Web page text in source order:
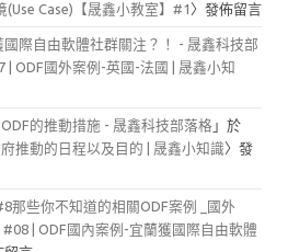
(Use Case)【晟鑫小教室】#1 〉發佈留言
國際自由軟體社群關注？！ - 晟鑫科技部
| ODF國外案例-英國-法國 | 晟鑫小知
的推動措施 - 晟鑫科技部落格 」於
府推動的日程以及目的 | 晟鑫小知識〉發
那些你不知道的相關ODF案例 _國外
#08 | ODF國內案例-宜蘭獲國際自由軟體